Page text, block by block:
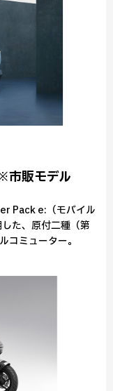
市販モデル
Pack e:（モバイル
た、原付二種（第
コミューター。